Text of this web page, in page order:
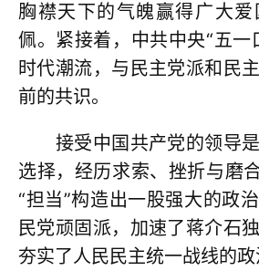
胸襟天下的气魄赢得广大
佩。紧接着，中共中央“五一
时代潮流，与民主党派和民
前的共识。
接受中国共产党的领导是
选择，经历求索、挫折与磨
“担当”构造出一股强大的政
民党顽固派，加速了蒋介石
夯实了人民民主统一战线的政